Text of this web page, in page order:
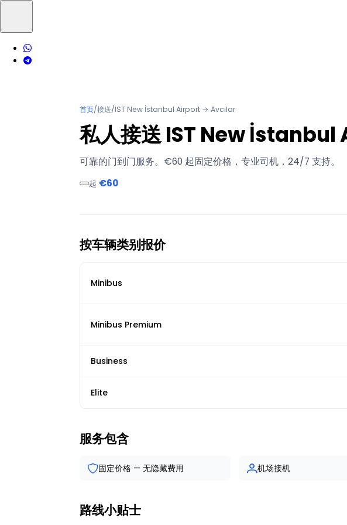
首页/接送/IST New İstanbul Airport → Avcilar
私人接送 IST New
可靠的门到门服务。€60 起固定价格，专业司机，24/7 支持。
起 €60
按车辆类别报价
Minibus
Minibus Premium
Business
Elite
服务包含
固定价格 — 无隐藏费用 机场接机
路线小贴士